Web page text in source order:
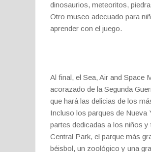
dinosaurios, meteoritos,
Otro museo adecuado para
aprender con el juego.
Al final, el Sea, Air and Space
acorazado de la Segunda
que hará las delicias de los
Incluso los parques de Nueva
partes dedicadas a los niños y
Central Park, el parque más
béisbol, un zoológico y una